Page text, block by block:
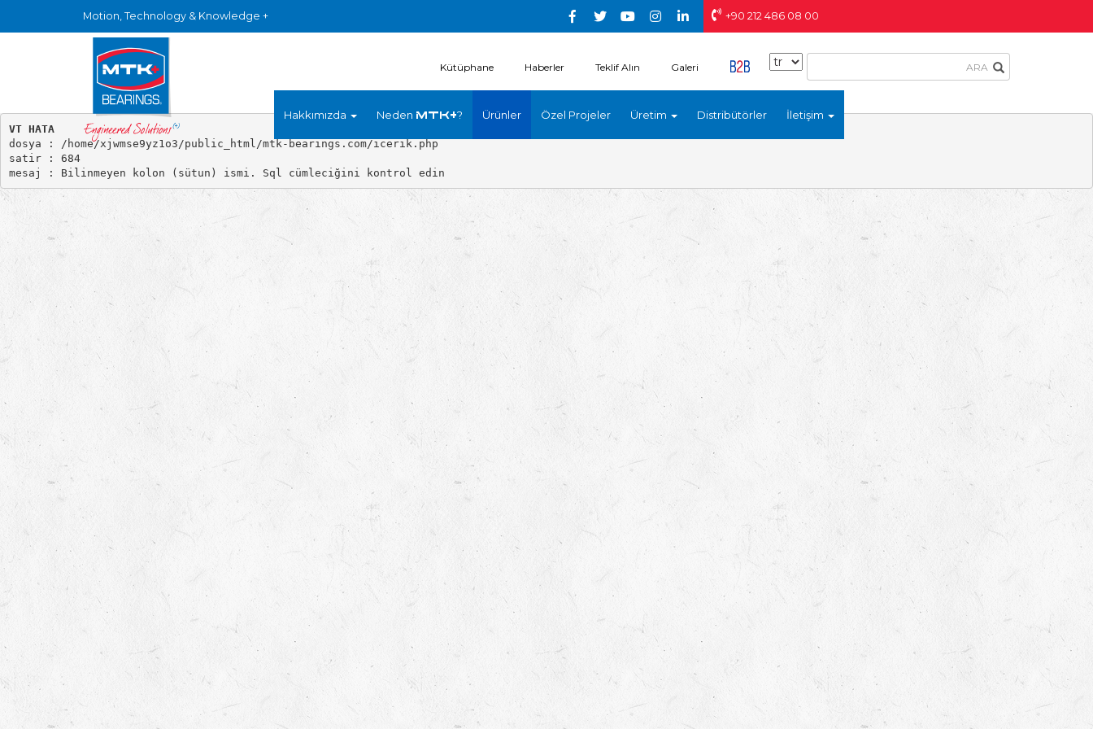
Motion, Technology & Knowledge + +90 212 486 08 00
Kütüphane Haberler Teklif Alın Galeri
Hakkımızda Neden MTK+? Ürünler Özel Projeler Üretim Distribütörler İletişim
VT HATA
dosya : /home/xjwmse9yz1o3/public_html/mtk-bearings.com/icerik.php
satir : 684